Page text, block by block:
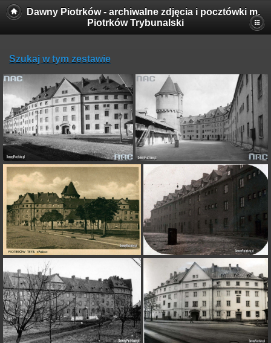
Dawny Piotrków - archiwalne zdjęcia i pocztówki m.
Piotrków Trybunalski
Szukaj w tym zestawie